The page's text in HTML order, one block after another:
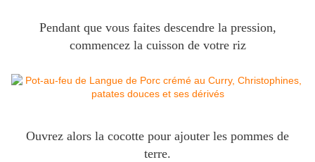
Pendant que vous faites descendre la pression,
commencez la cuisson de votre riz
Ouvrez alors la cocotte pour ajouter les pommes de
terre.